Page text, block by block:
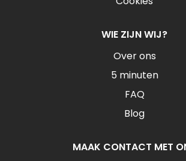
WIE ZIJN WIJ?
Over ons
5 minuten
FAQ
Blog
MAAK CONTACT MET